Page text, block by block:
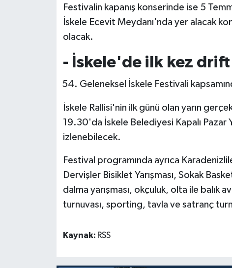
Festivalin kapanış konserinde ise 5
İskele Ecevit Meydanı'nda yer alacak
olacak.
- İskele'de ilk kez
Geleneksel İskele Festivali
İskele Rallisi'nin ilk günü olan yarın
19.30'da İskele Belediyesi Kapalı
izlenebilecek.
Festival programında ayrıca
Dervişler Bisiklet Yarışması, Sokak
dalma yarışması, okçuluk, olta ile balık
turnuvası, sporting, tavla ve satranç
Kaynak: RSS